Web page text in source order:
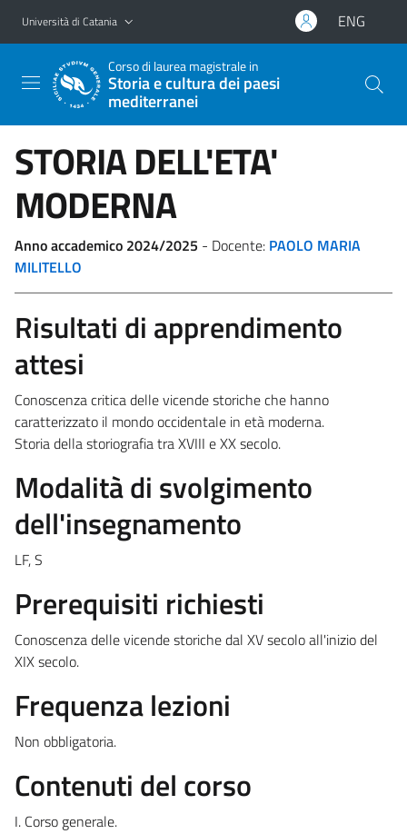
Vai al contenuto principale
Vai al menu di navigazione
Università di Catania ENG
Corso di laurea magistrale in
Storia e cultura dei paesi
mediterranei
STORIA DELL'ETA'
MODERNA
Anno accademico 2024/2025 - Docente: PAOLO MARIA
MILITELLO
Risultati di apprendimento
attesi
Conoscenza critica delle vicende storiche che hanno
caratterizzato il mondo occidentale in età moderna.
Storia della storiografia tra XVIII e XX secolo.
Modalità di svolgimento
dell'insegnamento
LF, S
Prerequisiti richiesti
Conoscenza delle vicende storiche dal XV secolo all'inizio del
XIX secolo.
Frequenza lezioni
Non obbligatoria.
Contenuti del corso
I. Corso generale.